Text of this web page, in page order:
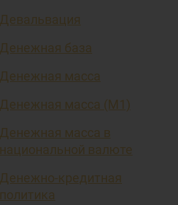
Девальвация
Денежная база
Денежная масса
Денежная масса (М1)
Денежная масса в
национальной валюте
Денежно-кредитная
политика